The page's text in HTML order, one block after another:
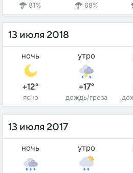
81%
68%
13 июля 2018
ночь
+12°
ясно
утро
+17°
дождь/гроза
13 июля 2017
ночь утро